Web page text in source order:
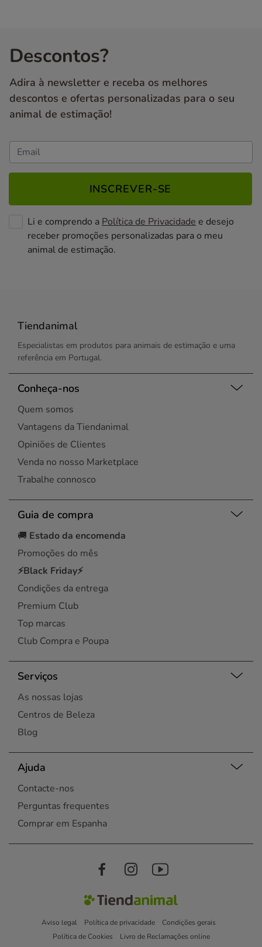
Descontos?
Adira à newsletter e receba os melhores
descontos e ofertas personalizadas para o seu
animal de estimação!
INSCREVER-SE
Li e comprendo a Política de Privacidade e desejo
receber promoções personalizadas para o meu
animal de estimação.
Tiendanimal
Especialistas em produtos para animais de estimação e uma
referência em Portugal.
Conheça-nos
Quem somos
Vantagens da Tiendanimal
Opiniões de Clientes
Venda no nosso Marketplace
Trabalhe connosco
Guia de compra
🚚 Estado da encomenda
Promoções do mês
⚡Black Friday⚡
Condições da entrega
Premium Club
Top marcas
Club Compra e Poupa
Serviços
As nossas lojas
Centros de Beleza
Blog
Ajuda
Contacte-nos
Perguntas frequentes
Comprar em Espanha
Aviso legal Política de privacidade
Condições gerais
Política de Cookies
Livro de Reclamações online